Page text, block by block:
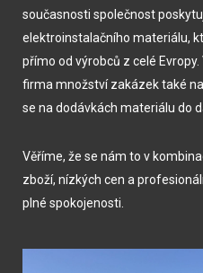
současnosti společnost
elektroinstalačního materiálu,
přímo od výrobců z celé
firma množství zakázek také
se na dodávkách materiálu do
Věříme, že se nám to v
zboží, nízkých cen a
plné spokojenosti.